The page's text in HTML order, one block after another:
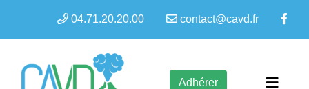
04.71.20.20.00 contact@cavd.fr
Adhérer